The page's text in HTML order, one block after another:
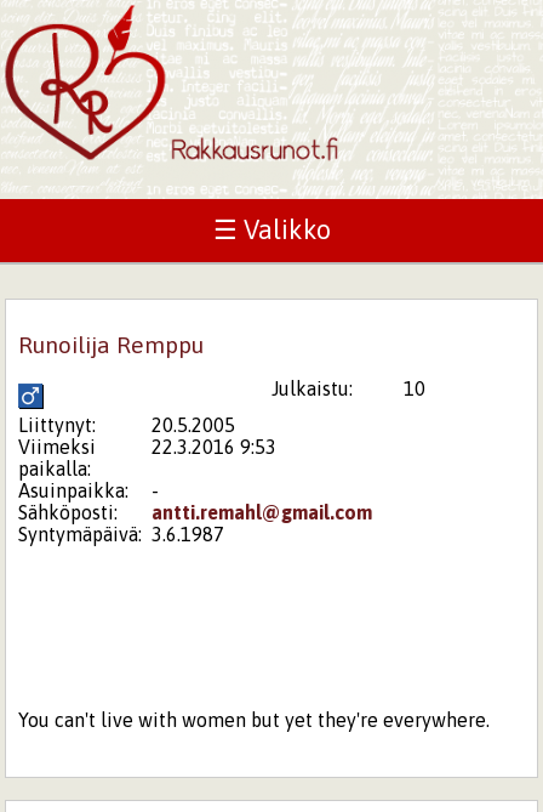
☰ Valikko
Runoilija Remppu
Julkaistu:
10
Liittynyt:
20.5.2005
Viimeksi
paikalla:
22.3.2016 9:53
Asuinpaikka:
-
Sähköposti:
antti.remahl@gmail.com
Syntymäpäivä: 3.6.1987
You can't live with women but yet they're everywhere.